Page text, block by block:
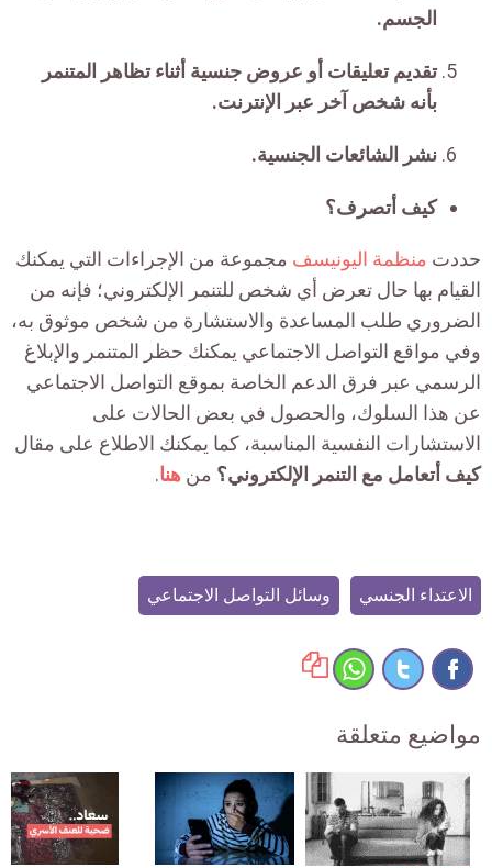
الجسم.
تقديم تعليقات أو عروض جنسية أثناء تظاهر المتنمر
بأنه شخص آخر عبر الإنترنت.
نشر الشائعات الجنسية.
كيف أتصرف؟
حددت منظمة اليونيسف مجموعة من الإجراءات التي يمكنك
القيام بها حال تعرض أي شخص للتنمر الإلكتروني؛ فإنه من
الضروري طلب المساعدة والاستشارة من شخص موثوق به،
وفي مواقع التواصل الاجتماعي يمكنك حظر المتنمر والإبلاغ
الرسمي عبر فرق الدعم الخاصة بموقع التواصل الاجتماعي
عن هذا السلوك، والحصول في بعض الحالات على
الاستشارات النفسية المناسبة، كما يمكنك الاطلاع على مقال
كيف أتعامل مع التنمر الإلكتروني؟ من هنا.
الاعتداء الجنسي وسائل التواصل الاجتماعي
مواضيع متعلقة